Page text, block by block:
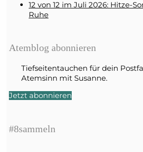
12 von 12 im Juli 2026: Hitze-
Ruhe
Atemblog abonnieren
Tiefseitentauchen für dein
Atemsinn mit Susanne.
Jetzt abonnieren
#8sammeln